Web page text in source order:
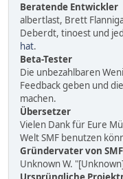
Beratende Entwickler
albertlast, Brett
Deberdt, tinoest und
hat.
Beta-Tester
Die unbezahlbaren
Feedback geben und
machen.
Übersetzer
Vielen Dank für Eure
Welt SMF benutzen
Gründervater von SMF
Unknown W.